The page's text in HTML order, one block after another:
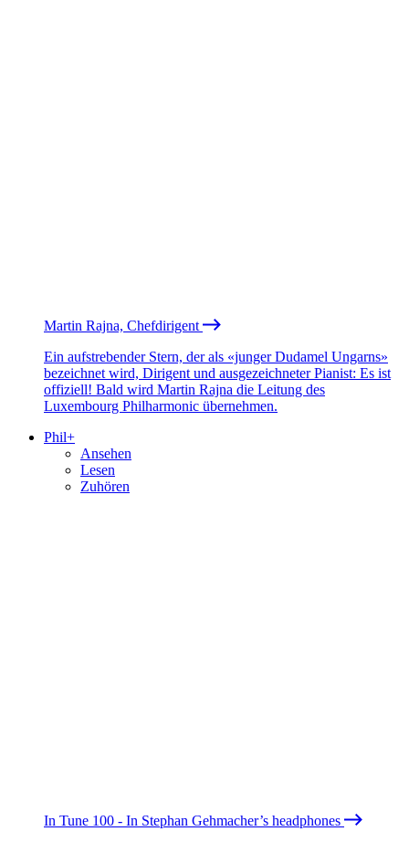
Martin Rajna, Chefdirigent
Ein aufstrebender Stern, der als «junger Dudamel Ungarns»
bezeichnet wird, Dirigent und ausgezeichneter Pianist: Es ist
offiziell! Bald wird Martin Rajna die Leitung des
Luxembourg Philharmonic übernehmen.
Phil+
Ansehen
Lesen
Zuhören
In Tune 100 - In Stephan Gehmacher’s headphones